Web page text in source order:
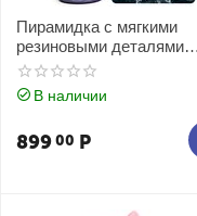
Пирамидка с мягкими
резиновыми деталями
"Черепашка"
В наличии
89900 Р